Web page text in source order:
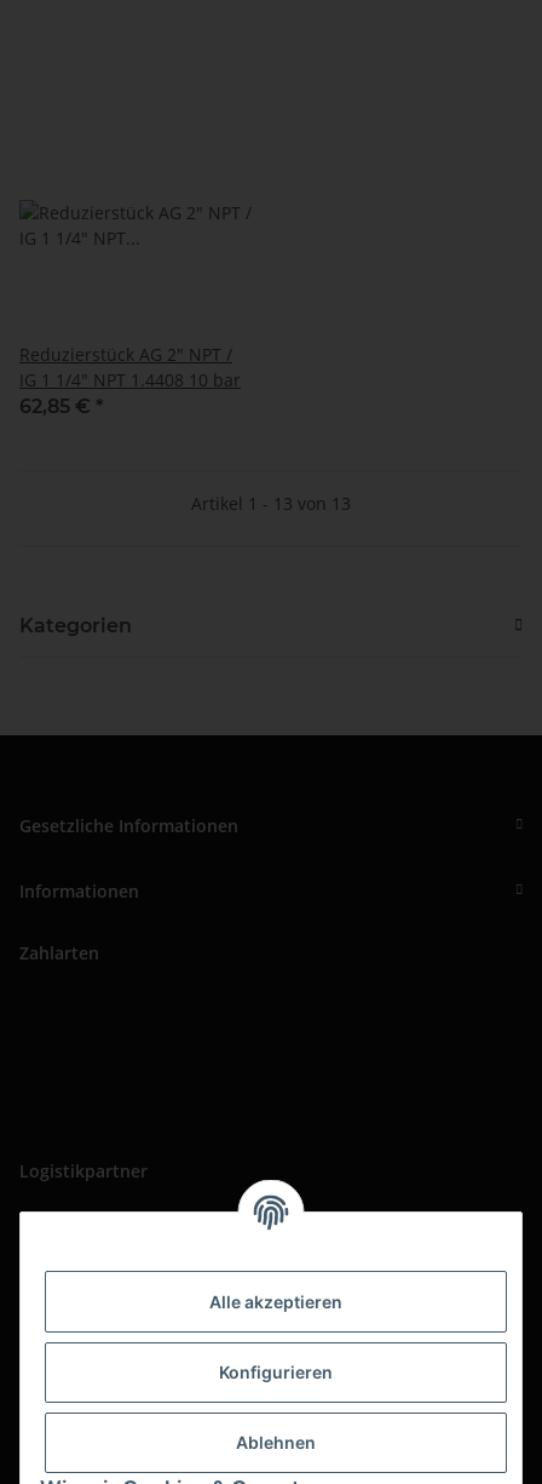
Alle akzeptieren
Konfigurieren
Ablehnen
Reduzierstück AG 2" NPT /
IG 1 1/4" NPT 1.4408 10 bar
62,85 € *
Artikel 1 - 13 von 13
Kategorien
Gesetzliche Informationen
Informationen
Zahlarten
Logistikpartner